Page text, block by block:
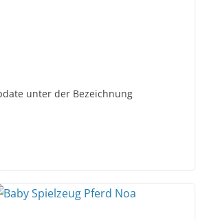
unter der Bezeichnung